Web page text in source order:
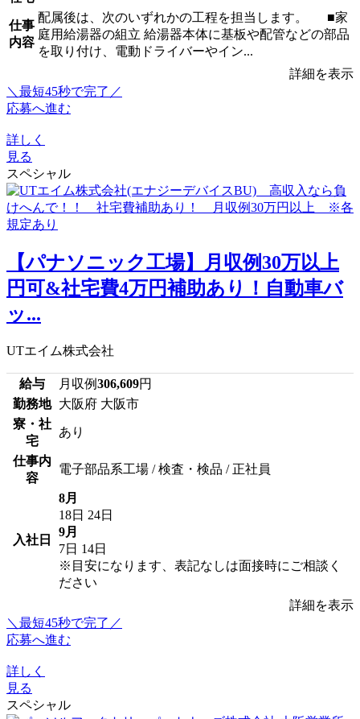
仕事
内容
配属後は、次のいずれかの工程を担当します。 ■家
庭用給湯器の組立 給湯器本体に基板や配管などの部品
を取り付け、電動ドライバーやイン...
詳細を表示
＼最短45秒で完了／
応募へ進む
詳しく
見る
スペシャル
【パナソニック工場】月収例30万以上
円可&社宅費4万円補助あり！自動車バ
ッ...
UTエイム株式会社
給与 月収例306,609円
勤務地 大阪府 大阪市
寮・社
宅
あり
仕事内
容
電子部品系工場 / 検査・検品 / 正社員
入社日
8月
18日 24日
9月
7日 14日
※目安になります、表記なしは面接時にご相談く
ださい
詳細を表示
＼最短45秒で完了／
応募へ進む
詳しく
見る
スペシャル